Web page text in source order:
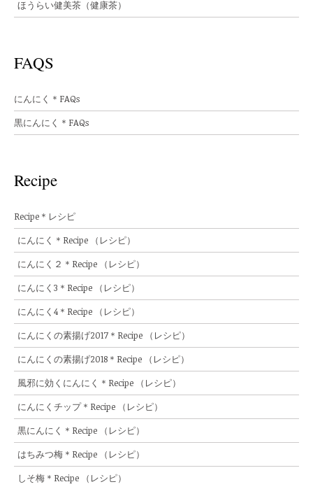
ほうらい健美茶（健康茶）
FAQS
にんにく＊FAQs
黒にんにく＊FAQs
Recipe
Recipe＊レシピ
にんにく＊Recipe （レシピ）
にんにく２＊Recipe （レシピ）
にんにく3＊Recipe （レシピ）
にんにく4＊Recipe （レシピ）
にんにくの素揚げ2017＊Recipe （レシピ）
にんにくの素揚げ2018＊Recipe （レシピ）
風邪に効くにんにく＊Recipe （レシピ）
にんにくチップ＊Recipe （レシピ）
黒にんにく＊Recipe （レシピ）
はちみつ梅＊Recipe （レシピ）
しそ梅＊Recipe （レシピ）